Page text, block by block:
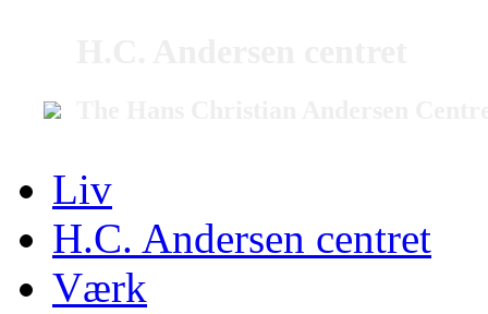
Liv
H.C. Andersen centret
Værk